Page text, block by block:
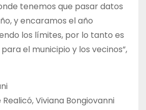
tenemos que pasar datos
y encaramos el año
los límites, por lo tanto es
el municipio y los vecinos”,
Viviana Bongiovanni